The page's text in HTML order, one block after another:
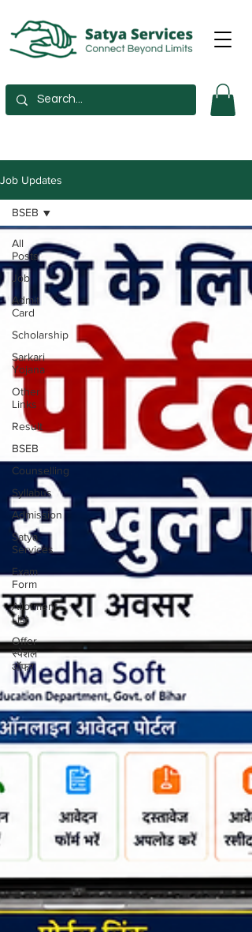
Job Updates
All
Posts
Job
Admit
Card
Scholarship
Sarkari
Yojana
Other
Links
Result
BSEB
Counselling
Syllabus
Admission
Satya
Services
Exam
Form
Allotment
List
Offer
स्पेशल
ऑफर
BSEB